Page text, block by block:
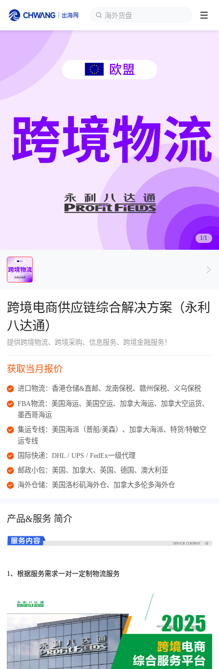
海外货盘
出海服务
跨境报告
登录/注册
1/1
跨境电商供应链综合解决方案（永利
八达通）
提供跨境物流、跨境采购、信息服务、跨境金融服务！
获取当月报价
进口物流：香港仓储&直邮、龙南保税、赣州保税、义乌保税
FBA物流：美国海运、美国空运、加拿大海运、加拿大空运货、
墨西哥海运
集运专线：美国海派（普船/美森）、加拿大海派、特货/特敏空
运专线
国际快递：DHL / UPS / FedEx一级代理
邮政小包：美国、加拿大、英国、德国、澳大利亚
海外仓储：美国洛杉矶海外仓、加拿大多伦多海外仓
产品&服务 简介
1、根据服务需求一对一定制物流服务